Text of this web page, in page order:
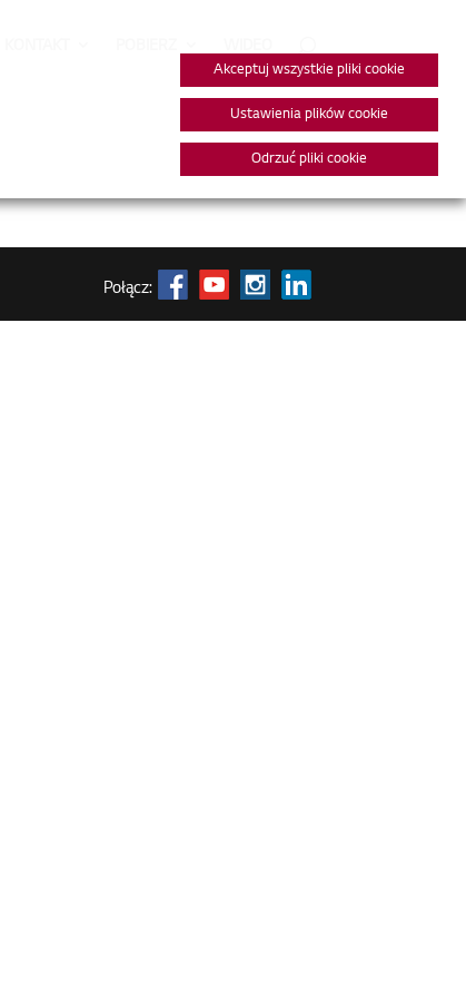
Połącz:
Akceptuj wszystkie pliki cookie
Ustawienia plików cookie
Odrzuć pliki cookie